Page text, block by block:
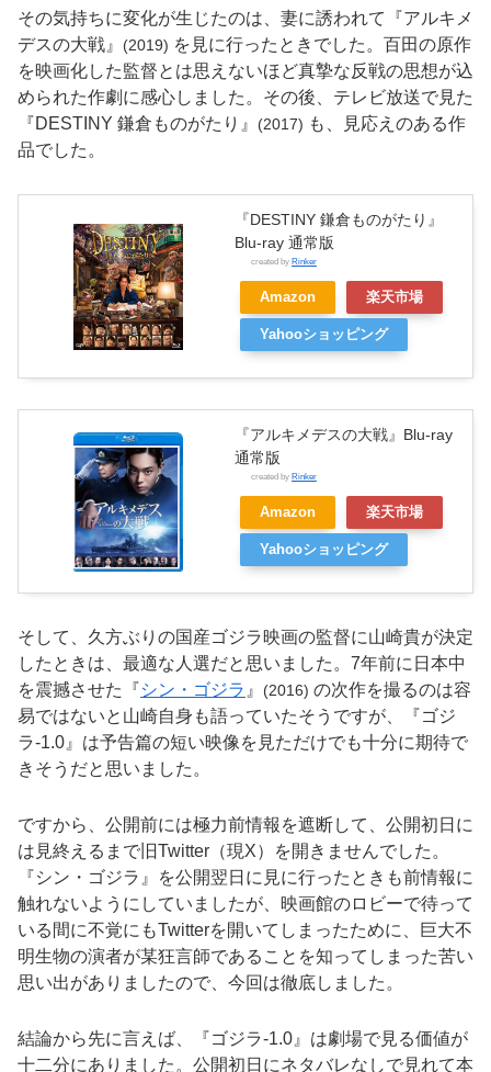
その気持ちに変化が生じたのは、妻に誘われて『アルキメ
デスの大戦』 (2019) を見に行ったときでした。百田の原作
を映画化した監督とは思えないほど真摯な反戦の思想が込
められた作劇に感心しました。その後、テレビ放送で見た
『DESTINY 鎌倉ものがたり』 (2017) も、見応えのある作
品でした。
『DESTINY 鎌倉ものがたり』
Blu-ray 通常版
created by Rinker
Amazon 楽天市場
Yahooショッピング
『アルキメデスの大戦』Blu-ray
通常版
created by Rinker
Amazon 楽天市場
Yahooショッピング
そして、久方ぶりの国産ゴジラ映画の監督に山崎貴が決定
したときは、最適な人選だと思いました。7年前に日本中
を震撼させた『 シン・ゴジラ 』 (2016) の次作を撮るのは容
易ではないと山崎自身も語っていたそうですが、『ゴジ
ラ-1.0』は予告篇の短い映像を見ただけでも十分に期待で
きそうだと思いました。
ですから、公開前には極力前情報を遮断して、公開初日に
は見終えるまで旧Twitter（現X）を開きませんでした。
『シン・ゴジラ』を公開翌日に見に行ったときも前情報に
触れないようにしていましたが、映画館のロビーで待って
いる間に不覚にもTwitterを開いてしまったために、巨大不
明生物の演者が某狂言師であることを知ってしまった苦い
思い出がありましたので、今回は徹底しました。
結論から先に言えば、『ゴジラ-1.0』は劇場で見る価値が
十二分にありました。公開初日にネタバレなしで見れて本